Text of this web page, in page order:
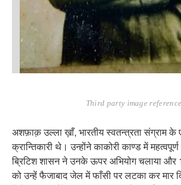
Third party image reference
अशफ़ाक़ उल्ला ख़ाँ, भारतीय स्वतन्त्रता संग्राम
क्रान्तिकारी थे। उन्होंने काकोरी काण्ड में महत्वपूर्ण
ब्रिटिश शासन ने उनके ऊपर अभियोग चलाया
को उन्हें फैजाबाद जेल में फाँसी पर लटका कर मार